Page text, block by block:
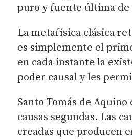
puro y fuente última
La metafísica clásica
es simplemente el
en cada instante la
poder causal y les
Santo Tomás de
causas segundas. Las
creadas que producen